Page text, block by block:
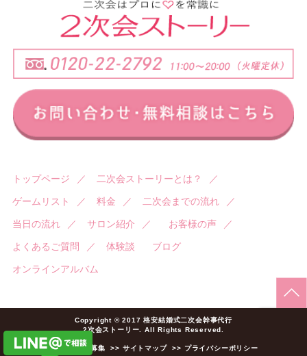
トップページ ／ 二次会ストーリーとは？ ／
ゲームリスト ／ 料金 ／ 二次会までの流れ ／
当日の流れ ／ サロン紹介 ／ お客様の声 ／
よくあるご質問 ／ 体験談 ブログ
オンラインアルバム
Copyright © 2017 格安結婚式二次会幹事代行
2次会ストーリー. All Rights Reserved.
>> 加盟店様募集 >> サイトマップ >> プライバシーポリシー